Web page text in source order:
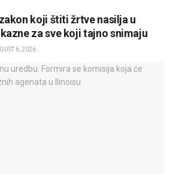
koji štiti žrtve nasilja u
za sve koji tajno snimaju
6, 2026